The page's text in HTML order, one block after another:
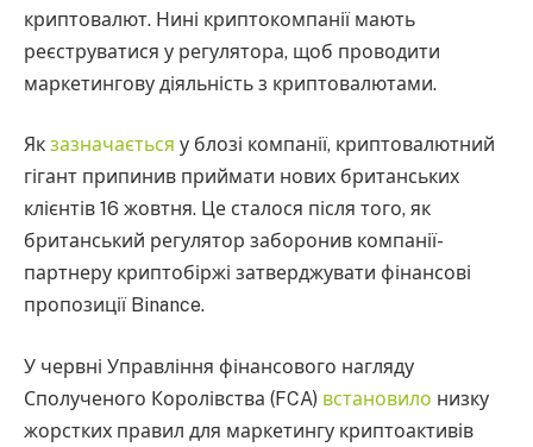
криптовалют. Нині криптокомпанії мають
реєструватися у регулятора, щоб проводити
маркетингову діяльність з криптовалютами.
Як зазначається у блозі компанії, криптовалютний
гігант припинив приймати нових британських
клієнтів 16 жовтня. Це сталося після того, як
британський регулятор заборонив компанії-
партнеру криптобіржі затверджувати фінансові
пропозиції Binance.
У червні Управління фінансового нагляду
Сполученого Королівства (FCA) встановило низку
жорстких правил для маркетингу криптоактивів